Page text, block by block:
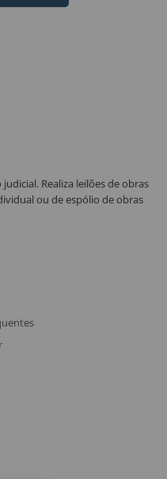
Realiza leilões de obras
ou de espólio de obras